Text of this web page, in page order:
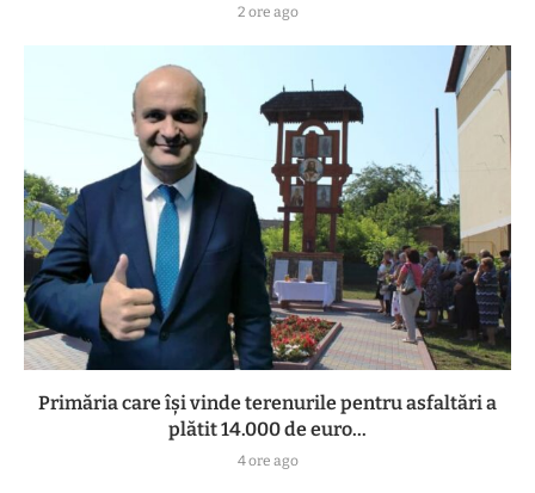
2 ore ago
Primăria care își vinde terenurile pentru asfaltări a
plătit 14.000 de euro...
4 ore ago